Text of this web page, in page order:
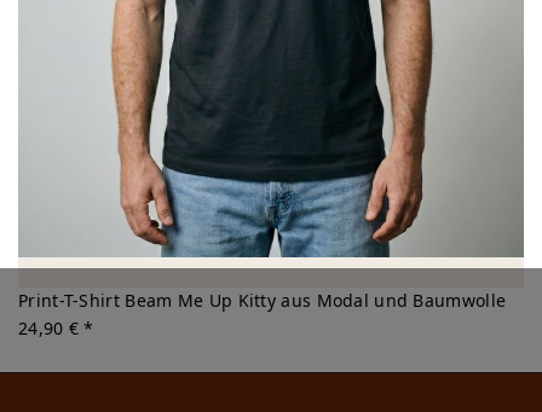
Print-T-Shirt Beam Me Up Kitty aus Modal und Baumwolle
24,90 € *